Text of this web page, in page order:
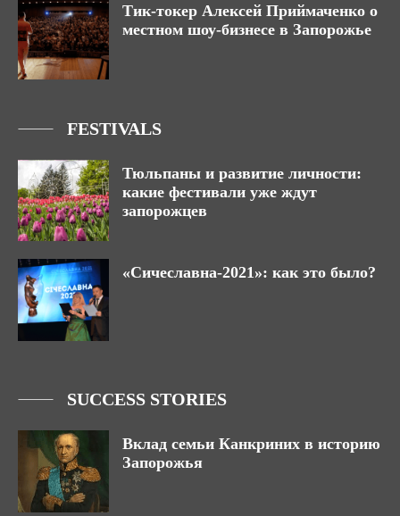
Тик-токер Алексей Приймаченко о
местном шоу-бизнесе в Запорожье
FESTIVALS
Тюльпаны и развитие личности:
какие фестивали уже ждут
запорожцев
«Сичеславна-2021»: как это было?
SUCCESS STORIES
Вклад семьи Канкриних в историю
Запорожья